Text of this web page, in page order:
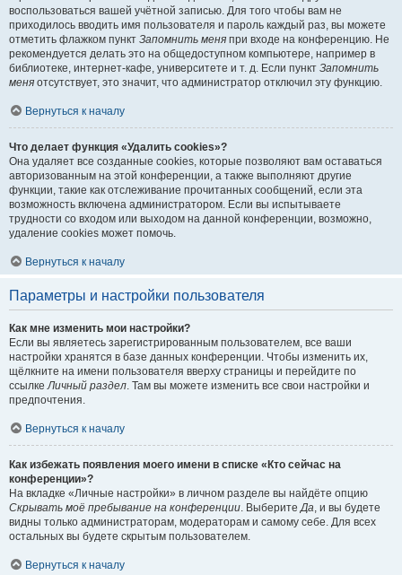
воспользоваться вашей учётной записью. Для того чтобы вам не
приходилось вводить имя пользователя и пароль каждый раз, вы можете
отметить флажком пункт Запомнить меня при входе на конференцию. Не
рекомендуется делать это на общедоступном компьютере, например в
библиотеке, интернет-кафе, университете и т. д. Если пункт Запомнить
меня отсутствует, это значит, что администратор отключил эту функцию.
Вернуться к началу
Что делает функция «Удалить cookies»?
Она удаляет все созданные cookies, которые позволяют вам оставаться
авторизованным на этой конференции, а также выполняют другие
функции, такие как отслеживание прочитанных сообщений, если эта
возможность включена администратором. Если вы испытываете
трудности со входом или выходом на данной конференции, возможно,
удаление cookies может помочь.
Вернуться к началу
Параметры и настройки пользователя
Как мне изменить мои настройки?
Если вы являетесь зарегистрированным пользователем, все ваши
настройки хранятся в базе данных конференции. Чтобы изменить их,
щёлкните на имени пользователя вверху страницы и перейдите по
ссылкеЛичный раздел. Там вы можете изменить все свои настройки и
предпочтения.
Вернуться к началу
Как избежать появления моего имени в списке «Кто сейчас на
конференции»?
На вкладке «Личные настройки» в личном разделе вы найдёте опцию
Скрывать моё пребывание на конференции. ВыберитеДа, и вы будете
видны только администраторам, модераторам и самому себе. Для всех
остальных вы будете скрытым пользователем.
Вернуться к началу